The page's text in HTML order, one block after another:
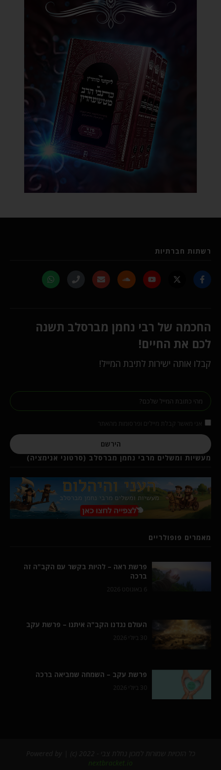
רשתות חברתיות
החכמה של רבי נחמן מברסלב תשנה
לכם את החיים!
קבלו אותה ישירות לתיבת המייל!
הירשם
מעשיות ומשלים מרבי נחמן מברסלב (סרטוני אנימציה)
מאמרים פופולריים
פרשת ראה – להיות בקשר עם הקב"ה זה
ברכה
6 באוגוסט 2026
העולם נגדנו הקב"ה איתנו – פרשת עקב
30 ביולי 2026
פרשת עקב – השמחה שמביאה ברכה
30 ביולי 2026
nextbracket.io